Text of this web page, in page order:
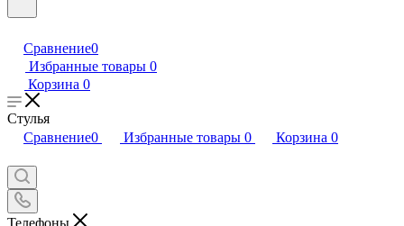
Сравнение0
Избранные товары 0
Корзина 0
Стулья
Сравнение0 Избранные товары 0 Корзина 0
Телефоны